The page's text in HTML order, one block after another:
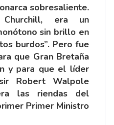
sobresaliente.
era un
sin brillo en
burdos”. Pero fue
que Gran Bretaña
y para que el líder
Robert Walpole
las riendas del
Primer Ministro